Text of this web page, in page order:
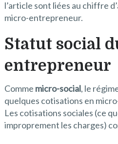
l’article sont liées au chiffre
micro-entrepreneur.
Statut social
entrepreneur
Comme micro-social, le
quelques cotisations en
Les cotisations sociales (ce
improprement les charges)